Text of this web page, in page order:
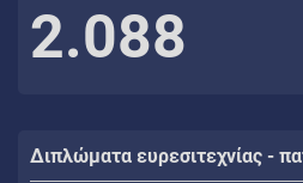
2.088
Διπλώματα ευρεσιτεχνίας -